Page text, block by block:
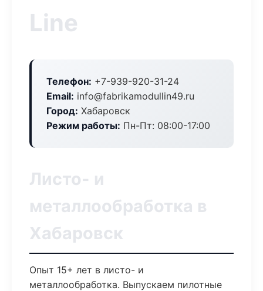
Line
Телефон: +7-939-920-31-24
Email: info@fabrikamodullin49.ru
Город: Хабаровск
Режим работы: Пн-Пт: 08:00-17:00
Листо- и
металлообработка в
Хабаровск
Опыт 15+ лет в листо- и
металлообработка. Выпускаем пилотные